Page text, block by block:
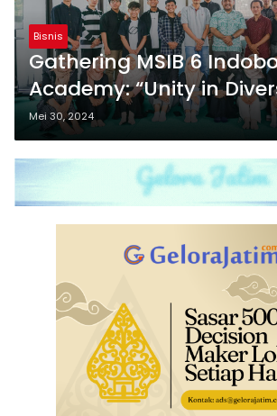
Bisnis
Gathering MSIB 6
Academy: “Unity in
Meriahkan
Yogyakarta
Mei 30, 2024